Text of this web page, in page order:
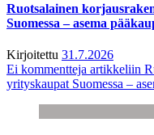
Ruotsalainen
Suomessa – asema
Kirjoitettu 31.7.2026
Ei kommentteja artikkeliin
yrityskaupat Suomessa –